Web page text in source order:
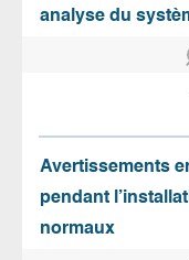
analyse du
Avertissements
pendant
normaux